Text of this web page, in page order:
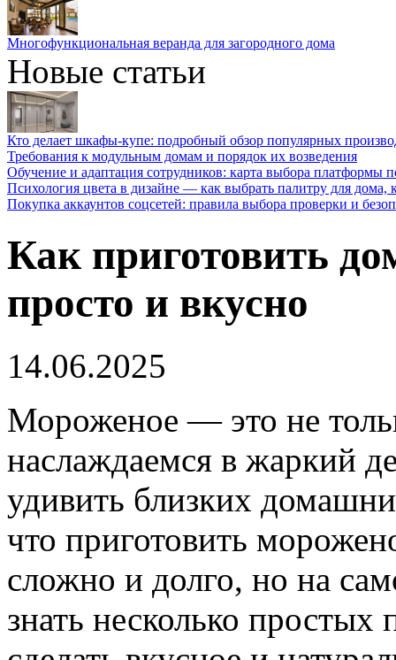
Многофункциональная веранда для загородного дома
Новые статьи
Кто делает шкафы-купе: подробный обзор популярных
Требования к модульным домам и порядок их возведения
Обучение и адаптация сотрудников: карта выбора платформы
Психология цвета в дизайне — как выбрать палитру для дома,
Покупка аккаунтов соцсетей: правила выбора проверки и
Как приготовить
просто и вкусно
14.06.2025
Мороженое — это не
наслаждаемся в жаркий
удивить близких
что приготовить
сложно и долго, но на
знать несколько